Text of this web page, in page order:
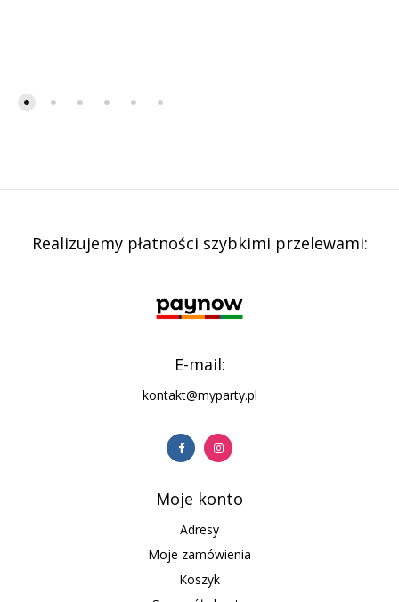
Realizujemy płatności szybkimi przelewami:
E-mail:
kontakt@myparty.pl
Moje konto
Adresy
Moje zamówienia
Koszyk